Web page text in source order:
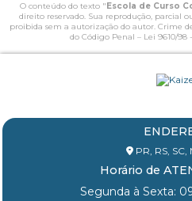
O conteúdo do texto " Escola de Curso
direito reservado. Sua reprodução, parcial
proibida sem a autorização do autor. Crime
do Código Penal – Lei 9610/98
PR, RS, SC,
Horário de
Segunda à Sexta: